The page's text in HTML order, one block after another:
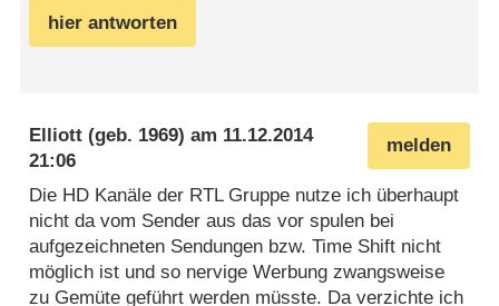
hier antworten
melden
Elliott (geb. 1969) am 11.12.2014
21:06
Die HD Kanäle der RTL Gruppe nutze ich überhaupt
nicht da vom Sender aus das vor spulen bei
aufgezeichneten Sendungen bzw. Time Shift nicht
möglich ist und so nervige Werbung zwangsweise
zu Gemüte geführt werden müsste. Da verzichte ich